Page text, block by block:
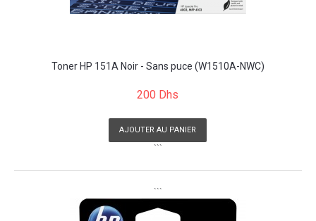
Toner HP 151A Noir - Sans puce (W1510A-NWC)
200 Dhs
AJOUTER AU PANIER
```
```